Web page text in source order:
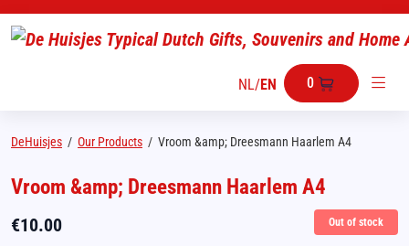
NL/EN 0
DeHuisjes / Our Products / Vroom &amp; Dreesmann Haarlem A4
Vroom &amp; Dreesmann Haarlem A4
€10.00 Out of stock